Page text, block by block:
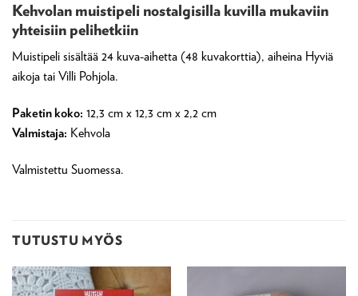
Kehvolan muistipeli nostalgisilla kuvilla mukaviin
yhteisiin pelihetkiin
Muistipeli sisältää 24 kuva-aihetta (48 kuvakorttia), aiheina Hyviä
aikoja tai Villi Pohjola.
Paketin koko: 12,3 cm x 12,3 cm x 2,2 cm
Valmistaja: Kehvola
Valmistettu Suomessa.
TUTUSTU MYÖS